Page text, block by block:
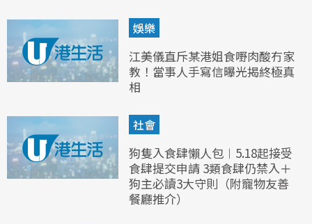
娛樂
江美儀直斥某港姐食嘢肉酸冇家
教！當事人手寫信曝光揭終極真
相
社會
狗隻入食肆懶人包︱5.18起接受
食肆提交申請 3類食肆仍禁入＋
狗主必讀3大守則（附寵物友善
餐廳推介）